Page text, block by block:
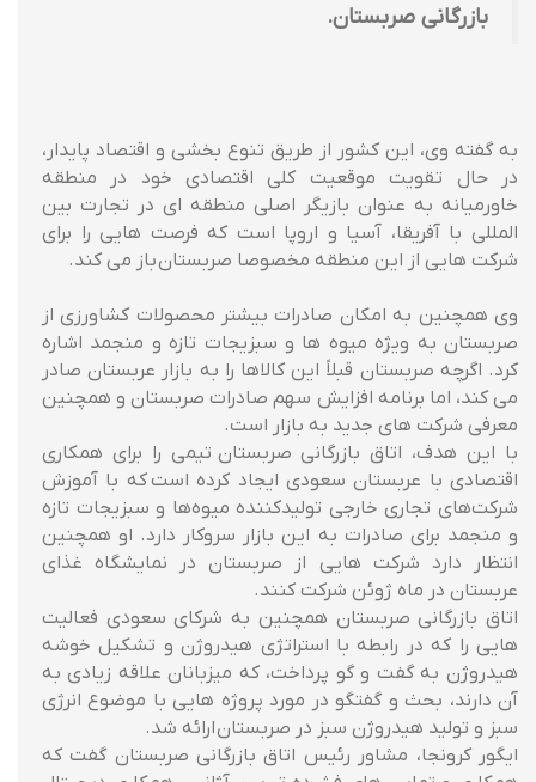
بازرگانی صربستان.
به گفته وی، این کشور از طریق تنوع بخشی و اقتصاد پایدار،
در حال تقویت موقعیت کلی اقتصادی خود در منطقه
خاورمیانه به عنوان بازیگر اصلی منطقه ای در تجارت بین
المللی با آفریقا، آسیا و اروپا است که فرصت هایی را برای
شرکت هایی از این منطقه مخصوصا صربستان باز می کند.
وی همچنین به امکان صادرات بیشتر محصولات کشاورزی از
صربستان به ویژه میوه ها و سبزیجات تازه و منجمد اشاره
کرد. اگرچه صربستان قبلاً این کالاها را به بازار عربستان صادر
می کند، اما برنامه افزایش سهم صادرات صربستان و همچنین
معرفی شرکت های جدید به بازار است.
با این هدف، اتاق بازرگانی صربستان تیمی را برای همکاری
اقتصادی با عربستان سعودی ایجاد کرده است که با آموزش
شرکت‌های تجاری خارجی تولیدکننده میوه‌ها و سبزیجات تازه
و منجمد برای صادرات به این بازار سروکار دارد. او همچنین
انتظار دارد شرکت هایی از صربستان در نمایشگاه غذای
عربستان در ماه ژوئن شرکت کنند.
اتاق بازرگانی صربستان همچنین به شرکای سعودی فعالیت
هایی را که در رابطه با استراتژی هیدروژن و تشکیل خوشه
هیدروژن به گفت و گو پرداخت، که میزبانان علاقه زیادی به
آن دارند، بحث و گفتگو در مورد پروژه هایی با موضوع انرژی
سبز و تولید هیدروژن سبز در صربستان ارائه شد.
ایگور کرونجا، مشاور رئیس اتاق بازرگانی صربستان گفت که